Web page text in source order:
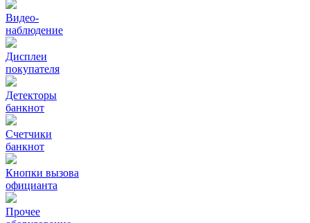
Видео‑
наблюдение
Дисплеи
покупателя
Детекторы
банкнот
Счетчики
банкнот
Кнопки вызова
официанта
Прочее